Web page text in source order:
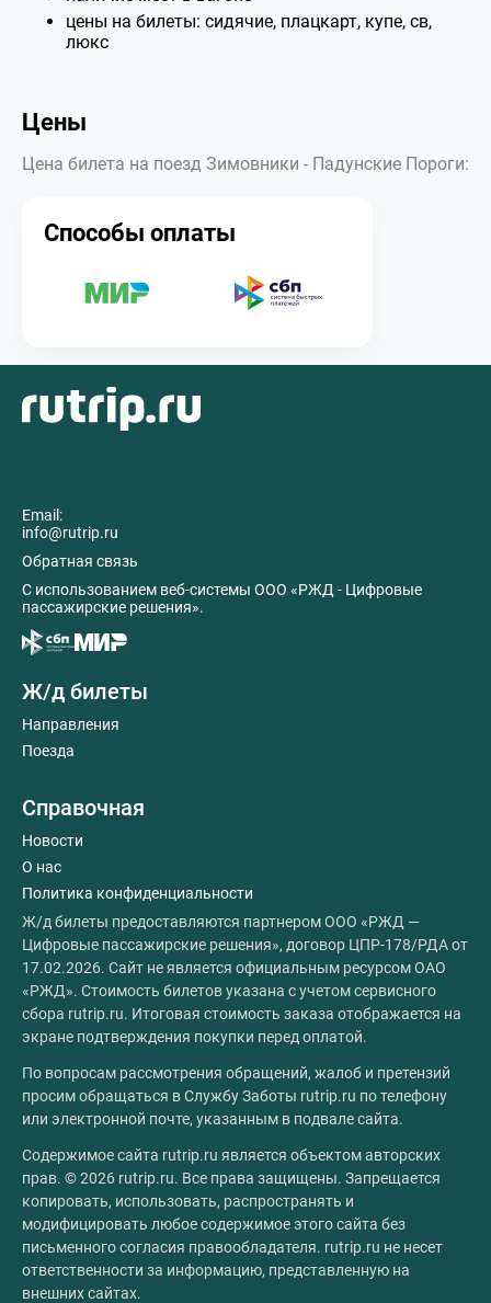
цены на билеты: сидячие, плацкарт, купе, св,
люкс
Цены
Цена билета на поезд Зимовники - Падунские Пороги:
Способы оплаты
Email:
info@rutrip.ru
Обратная связь
C использованием веб-системы ООО «РЖД - Цифровые
пассажирские решения».
Ж/д билеты
Направления
Поезда
Справочная
Новости
О нас
Политика конфиденциальности
Ж/д билеты предоставляются партнером ООО «РЖД —
Цифровые пассажирские решения», договор ЦПР-178/РДА от
17.02.2026. Сайт не является официальным ресурсом ОАО
«РЖД». Стоимость билетов указана с учетом сервисного
сбора rutrip.ru. Итоговая стоимость заказа отображается на
экране подтверждения покупки перед оплатой.
По вопросам рассмотрения обращений, жалоб и претензий
просим обращаться в Службу Заботы rutrip.ru по телефону
или электронной почте, указанным в подвале сайта.
Содержимое сайта rutrip.ru является объектом авторских
прав. © 2026 rutrip.ru. Все права защищены. Запрещается
копировать, использовать, распространять и
модифицировать любое содержимое этого сайта без
письменного согласия правообладателя. rutrip.ru не несет
ответственности за информацию, представленную на
внешних сайтах.